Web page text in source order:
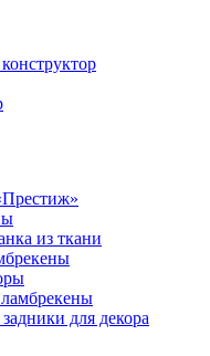
из ткани
для декора